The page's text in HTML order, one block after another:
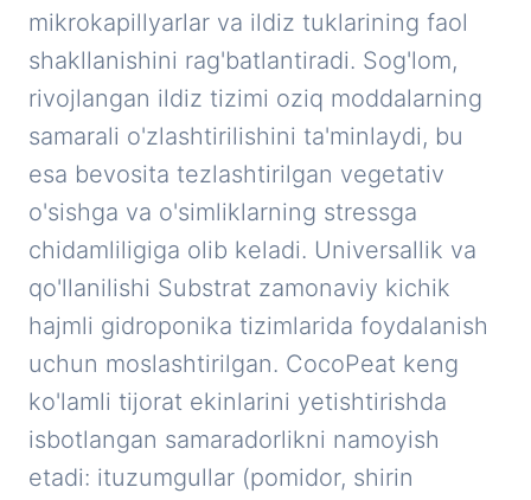
mikrokapillyarlar va ildiz tuklarining faol
shakllanishini rag'batlantiradi. Sog'lom,
rivojlangan ildiz tizimi oziq moddalarning
samarali o'zlashtirilishini ta'minlaydi, bu
esa bevosita tezlashtirilgan vegetativ
o'sishga va o'simliklarning stressga
chidamliligiga olib keladi. Universallik va
qo'llanilishi Substrat zamonaviy kichik
hajmli gidroponika tizimlarida foydalanish
uchun moslashtirilgan. CocoPeat keng
ko'lamli tijorat ekinlarini yetishtirishda
isbotlangan samaradorlikni namoyish
etadi: ituzumgullar (pomidor, shirin